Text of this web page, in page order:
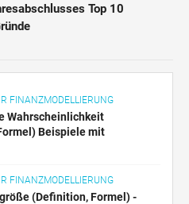
Top 10
FINANZMODELLIERUNG
Wahrscheinlichkeit
Beispiele mit
FINANZMODELLIERUNG
(Definition, Formel) -